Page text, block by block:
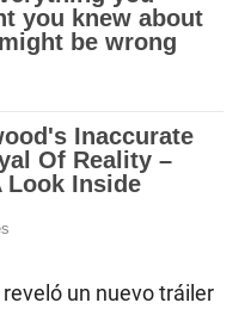
un nuevo tráiler